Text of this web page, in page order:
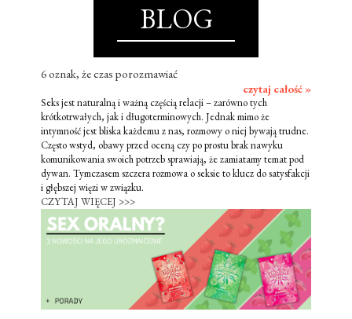
BLOG
6 oznak, że czas porozmawiać
czytaj całość »
Seks jest naturalną i ważną częścią relacji – zarówno tych
krótkotrwałych, jak i długoterminowych. Jednak mimo że
intymność jest bliska każdemu z nas, rozmowy o niej bywają trudne.
Często wstyd, obawy przed oceną czy po prostu brak nawyku
komunikowania swoich potrzeb sprawiają, że zamiatamy temat pod
dywan. Tymczasem szczera rozmowa o seksie to klucz do satysfakcji
i głębszej więzi w związku.
CZYTAJ WIĘCEJ >>>